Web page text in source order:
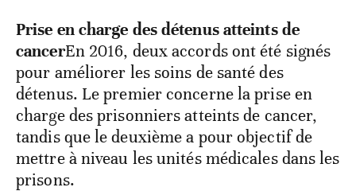
Prise en charge des détenus atteints de
cancerEn 2016, deux accords ont été signés
pour améliorer les soins de santé des
détenus. Le premier concerne la prise en
charge des prisonniers atteints de cancer,
tandis que le deuxième a pour objectif de
mettre à niveau les unités médicales dans les
prisons.